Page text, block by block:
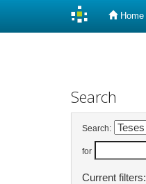
Home
Search
Search:
for
Current filters: